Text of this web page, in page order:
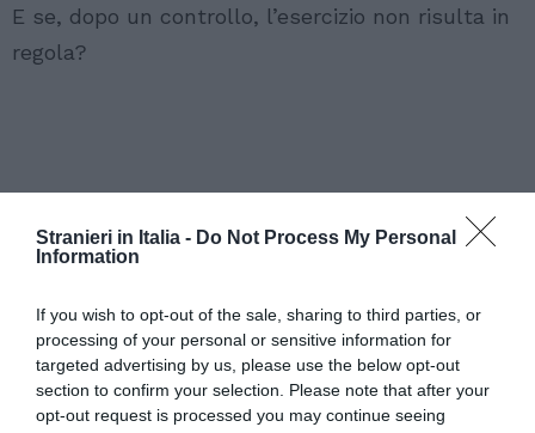
Stranieri in Italia - Do Not Process My Personal
Information
If you wish to opt-out of the sale, sharing to third parties, or
processing of your personal or sensitive information for
targeted advertising by us, please use the below opt-out
section to confirm your selection. Please note that after your
opt-out request is processed you may continue seeing
E se, dopo un controllo, l’esercizio non risulta in
regola?